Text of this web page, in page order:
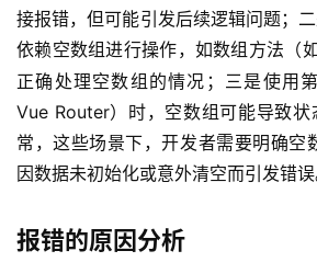
接报错，但可能引发后续逻辑问题；
依赖空数组进行操作，如数组方法（
正确处理空数组的情况；三是使用
Vue Router）时，空数组可能导致
常，这些场景下，开发者需要明确空
因数据未初始化或意外清空而引发错误
报错的原因分析